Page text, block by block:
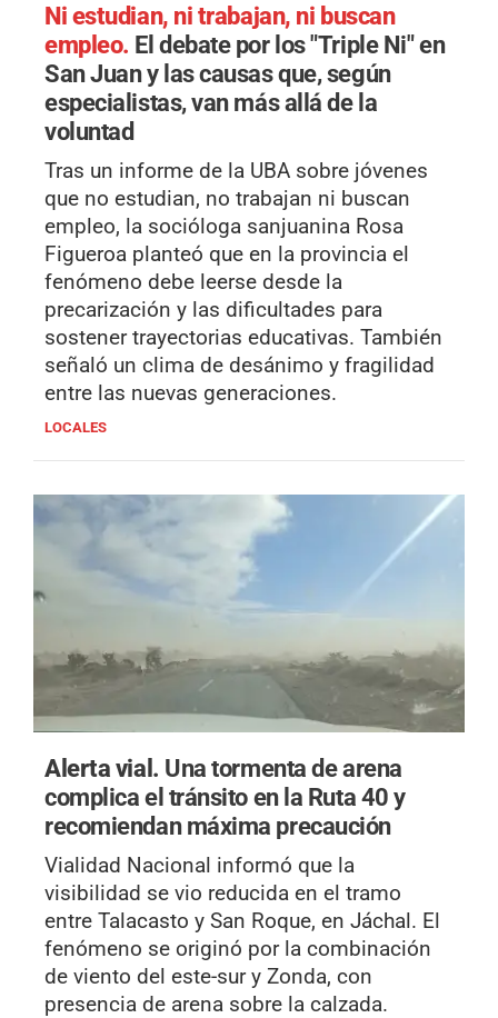
Ni estudian, ni trabajan, ni buscan
empleo. El debate por los "Triple Ni" en
San Juan y las causas que, según
especialistas, van más allá de la
voluntad
Tras un informe de la UBA sobre jóvenes
que no estudian, no trabajan ni buscan
empleo, la socióloga sanjuanina Rosa
Figueroa planteó que en la provincia el
fenómeno debe leerse desde la
precarización y las dificultades para
sostener trayectorias educativas. También
señaló un clima de desánimo y fragilidad
entre las nuevas generaciones.
LOCALES
Alerta vial. Una tormenta de arena
complica el tránsito en la Ruta 40 y
recomiendan máxima precaución
Vialidad Nacional informó que la
visibilidad se vio reducida en el tramo
entre Talacasto y San Roque, en Jáchal. El
fenómeno se originó por la combinación
de viento del este-sur y Zonda, con
presencia de arena sobre la calzada.